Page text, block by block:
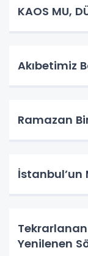
KAOS MU,
​Akıbetimiz
Ramazan
İstanbul’un
Yenilenen